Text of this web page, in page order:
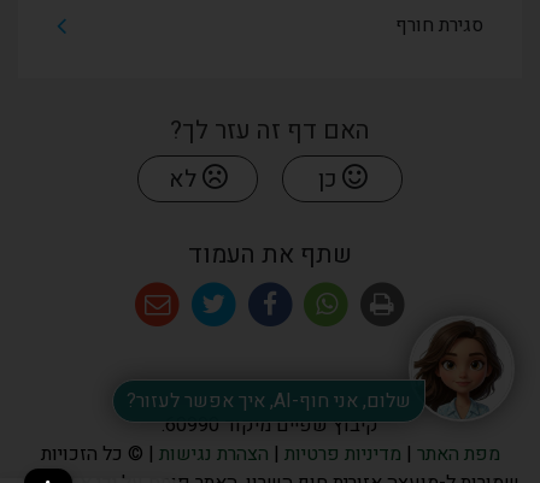
שלום, אני חוף-AI, איך אפשר לעזור?
סגירת חורף
האם דף זה עזר לך?
כן לא
שתף את העמוד
קיבוץ שפיים מיקוד 60990.
מפת האתר | מדיניות פרטיות | הצהרת נגישות | © כל הזכויות